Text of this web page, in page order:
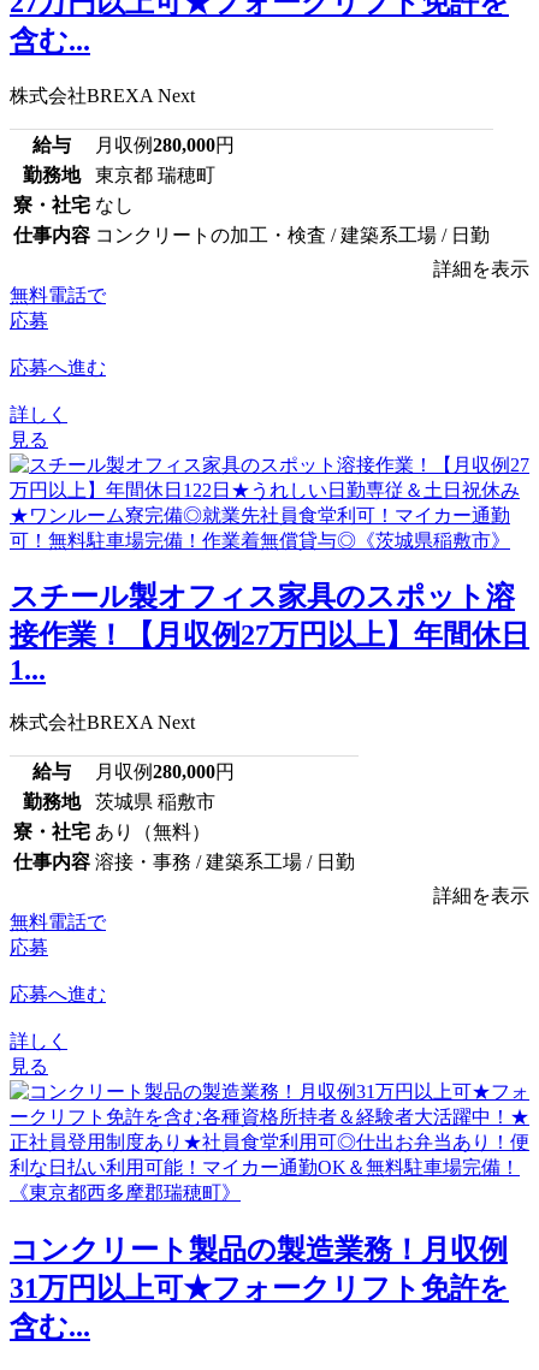
含む...
株式会社BREXA Next
給与 月収例280,000円
勤務地
東京都 瑞穂町
寮・社宅 なし
仕事内容 コンクリートの加工・検査 / 建築系工場 / 日勤
詳細を表示
無料電話で
応募
応募へ進む
詳しく
見る
スチール製オフィス家具のスポット溶
接作業！【月収例27万円以上】年間休日
1...
株式会社BREXA Next
給与 月収例280,000円
勤務地
茨城県 稲敷市
寮・社宅 あり（無料）
仕事内容 溶接・事務 / 建築系工場 / 日勤
詳細を表示
無料電話で
応募
応募へ進む
詳しく
見る
コンクリート製品の製造業務！月収例
31万円以上可★フォークリフト免許を
含む...